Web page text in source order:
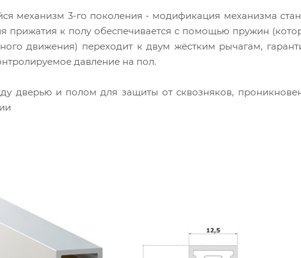
механизм 3-го поколения - модификация механизма
прижатия к полу обеспечивается с помощью пружин
движения) переходит к двум жёстким рычагам,
давление на пол.
дверью и полом для защиты от сквозняков,